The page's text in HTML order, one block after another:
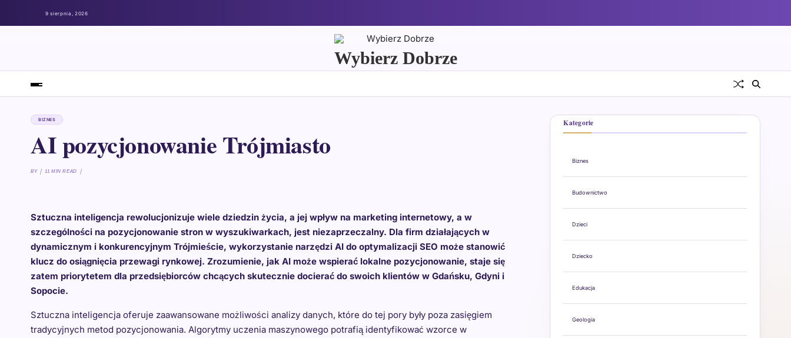
9 sierpnia, 2026
Wybierz Dobrze
BIZNES
AI pozycjonowanie Trójmiasto
BY 11 MIN READ
Sztuczna inteligencja rewolucjonizuje wiele dziedzin życia, a jej wpływ na marketing internetowy, a w
szczególności na pozycjonowanie stron w wyszukiwarkach, jest niezaprzeczalny. Dla firm działających w
dynamicznym i konkurencyjnym Trójmieście, wykorzystanie narzędzi AI do optymalizacji SEO może stanowić
klucz do osiągnięcia przewagi rynkowej. Zrozumienie, jak AI może wspierać lokalne pozycjonowanie, staje się
zatem priorytetem dla przedsiębiorców chcących skutecznie docierać do swoich klientów w Gdańsku, Gdyni i
Sopocie.
Sztuczna inteligencja oferuje zaawansowane możliwości analizy danych, które do tej pory były poza zasięgiem
tradycyjnych metod pozycjonowania. Algorytmy uczenia maszynowego potrafią identyfikować wzorce w
Kategorie
Biznes
Budownictwo
Dzieci
Dziecko
Edukacja
Geologia